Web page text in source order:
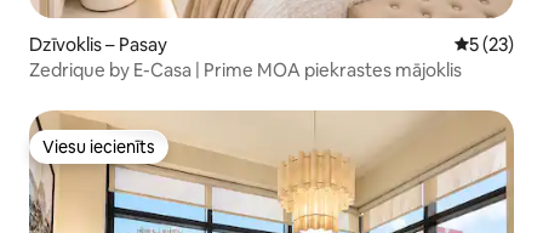
Dzīvoklis – Pasay Vidējais
5 (23)
Zedrique by E-Casa | Prime MOA piekrastes mājoklis
Viesu iecienīts
Viesu iecienīts